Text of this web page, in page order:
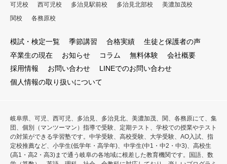
可児校 西可児校 多治見駅前校 多治見北部校
美濃加茂校
関校
各務原校
模試・検定一覧 季節講習 合格実績
生徒と保護者の声
卒業生の現在
お知らせ コラム 無料体験
会社概要
採用情報
お問い合わせ
LINEでのお問い合わせ
個人情報の取り扱いについて
岐阜県、可児、西可児、多治見、多治見北、美濃加茂、関、各務原にて、集
団、個別（マンツーマン）指導で受験、定期テスト、学校での授業やテスト
の対策ができる学習塾です。中学受験、高校受験、大学受験、AO入試、指
定校推薦など、小学生(低学年・高学年)、中学生(中1・中2・中3)、高校生
(高1・高2・高3)まで通う岐阜の各地域に根差した教育機関です。国語、数